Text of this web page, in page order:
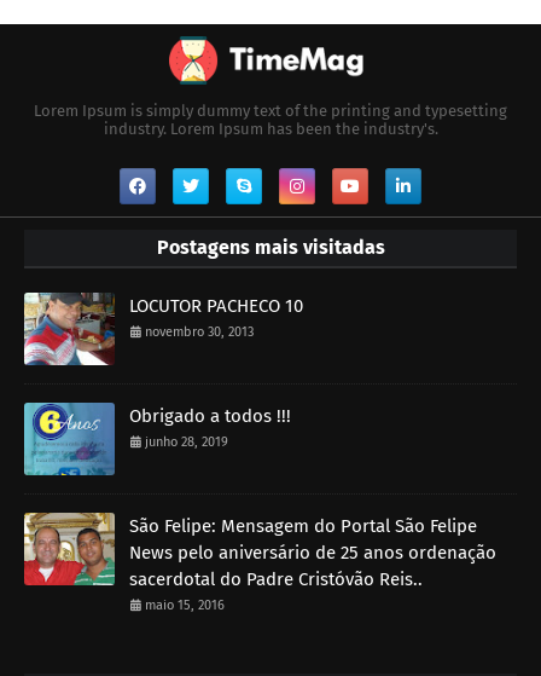
Lorem Ipsum is simply dummy text of the printing and typesetting
industry. Lorem Ipsum has been the industry's.
Postagens mais visitadas
LOCUTOR PACHECO 10
novembro 30, 2013
Obrigado a todos !!!
junho 28, 2019
São Felipe: Mensagem do Portal São Felipe
News pelo aniversário de 25 anos ordenação
sacerdotal do Padre Cristóvão Reis..
maio 15, 2016